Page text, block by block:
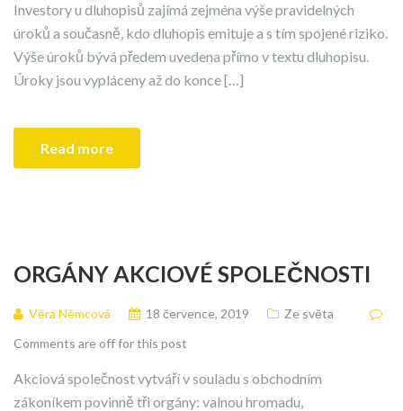
Investory u dluhopisů zajímá zejména výše pravidelných
úroků a současně, kdo dluhopis emituje a s tím spojené riziko.
Výše úroků bývá předem uvedena přímo v textu dluhopisu.
Úroky jsou vypláceny až do konce […]
Read more
ORGÁNY AKCIOVÉ SPOLEČNOSTI
Věra Němcová 18 července, 2019
Ze světa
Comments are off for this post
Akciová společnost vytváří v souladu s obchodním
zákoníkem povinně tři orgány: valnou hromadu,